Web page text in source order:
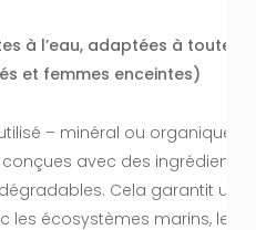
à l’eau, adaptées à toute la
et femmes enceintes)
– minéral ou organique –
avec des ingrédients
Cela garantit une
les écosystèmes marins, les